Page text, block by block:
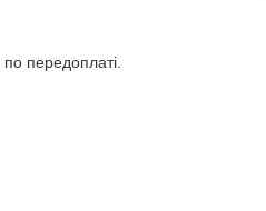
по передоплаті.